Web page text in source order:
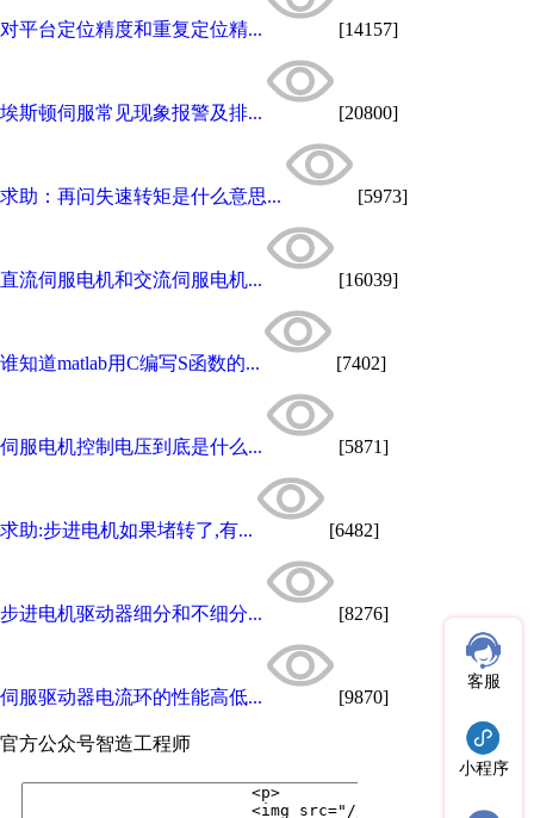
对平台定位精度和重复定位精... [14157]
埃斯顿伺服常见现象报警及排... [20800]
求助：再问失速转矩是什么意思... [5973]
直流伺服电机和交流伺服电机... [16039]
谁知道matlab用C编写S函数的... [7402]
伺服电机控制电压到底是什么... [5871]
求助:步进电机如果堵转了,有... [6482]
步进电机驱动器细分和不细分... [8276]
伺服驱动器电流环的性能高低... [9870]
官方公众号智造工程师
客服
小程序